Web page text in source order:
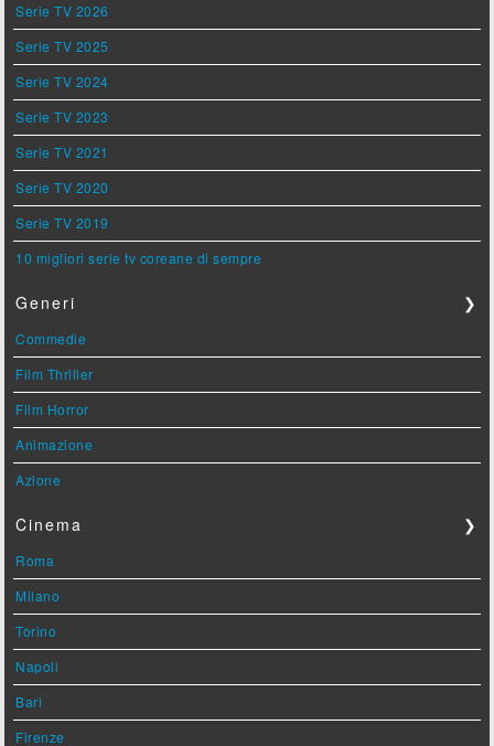
Serie TV 2026
Serie TV 2025
Serie TV 2024
Serie TV 2023
Serie TV 2021
Serie TV 2020
Serie TV 2019
10 migliori serie tv coreane di sempre
Generi ❯
Commedie
Film Thriller
Film Horror
Animazione
Azione
Cinema ❯
Roma
Milano
Torino
Napoli
Bari
Firenze